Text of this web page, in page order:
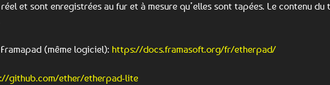
et sont enregistrées au fur et à mesure qu’elles sont tapées. Le contenu
(même logiciel): https://docs.framasoft.org/fr/etherpad/
github.com/ether/etherpad-lite